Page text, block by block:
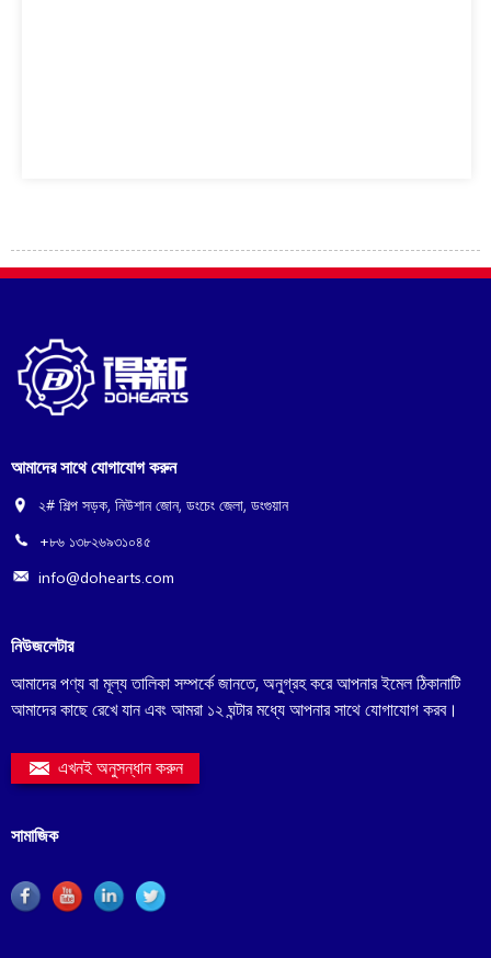
আমাদের সাথে যোগাযোগ করুন
২# শিল্প সড়ক, নিউশান জোন, ডংচেং জেলা, ডংগুয়ান
+৮৬ ১৩৮২৬৯৩১০৪৫
info@dohearts.com
নিউজলেটার
আমাদের পণ্য বা মূল্য তালিকা সম্পর্কে জানতে, অনুগ্রহ করে আপনার ইমেল ঠিকানাটি
আমাদের কাছে রেখে যান এবং আমরা ১২ ঘন্টার মধ্যে আপনার সাথে যোগাযোগ করব।
এখনই অনুসন্ধান করুন
সামাজিক